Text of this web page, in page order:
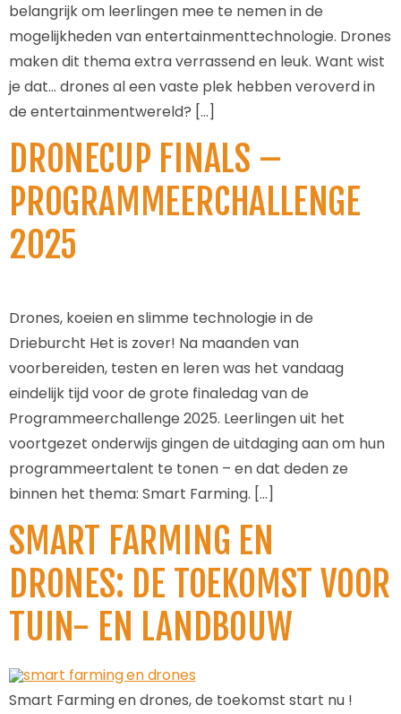
belangrijk om leerlingen mee te nemen in de
mogelijkheden van entertainmenttechnologie. Drones
maken dit thema extra verrassend en leuk. Want wist
je dat… drones al een vaste plek hebben veroverd in
de entertainmentwereld? […]
DRONECUP FINALS –
PROGRAMMEERCHALLENGE
2025
Drones, koeien en slimme technologie in de
Drieburcht Het is zover! Na maanden van
voorbereiden, testen en leren was het vandaag
eindelijk tijd voor de grote finaledag van de
Programmeerchallenge 2025. Leerlingen uit het
voortgezet onderwijs gingen de uitdaging aan om hun
programmeertalent te tonen – en dat deden ze
binnen het thema: Smart Farming. […]
SMART FARMING EN
DRONES: DE TOEKOMST VOOR
TUIN- EN LANDBOUW
Smart Farming en drones, de toekomst start nu !